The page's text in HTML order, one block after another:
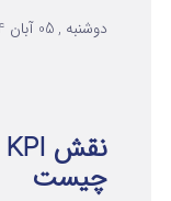
دوشنبه , 05 آبان 1404
چیست